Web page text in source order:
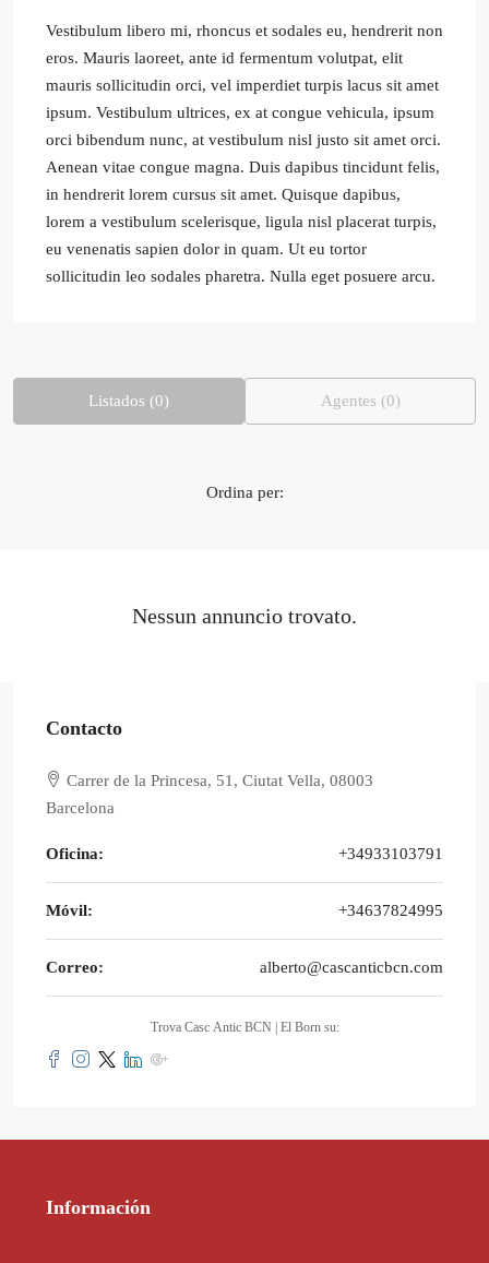
Vestibulum libero mi, rhoncus et sodales eu, hendrerit non
eros. Mauris laoreet, ante id fermentum volutpat, elit
mauris sollicitudin orci, vel imperdiet turpis lacus sit amet
ipsum. Vestibulum ultrices, ex at congue vehicula, ipsum
orci bibendum nunc, at vestibulum nisl justo sit amet orci.
Aenean vitae congue magna. Duis dapibus tincidunt felis,
in hendrerit lorem cursus sit amet. Quisque dapibus,
lorem a vestibulum scelerisque, ligula nisl placerat turpis,
eu venenatis sapien dolor in quam. Ut eu tortor
sollicitudin leo sodales pharetra. Nulla eget posuere arcu.
Listados (0) Agentes (0)
Ordina per:
Nessun annuncio trovato.
Contacto
Carrer de la Princesa, 51, Ciutat Vella, 08003
Barcelona
Oficina: +34933103791
Móvil: +34637824995
Correo: alberto@cascanticbcn.com
Trova Casc Antic BCN | El Born su:
Información